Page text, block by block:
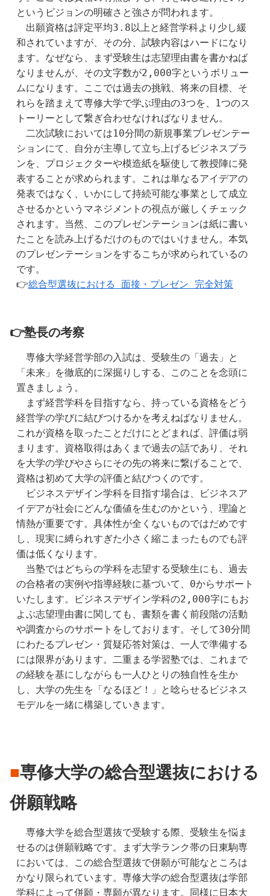
というビジョンの明確さと強さが問われます。
出願資格は評定平均3.8以上と経営学科より少し緩
和されていますが、その分、試験内容はハードになり
ます。なぜなら、まず受験生は志望理由書を書かねば
なりませんが、その文字数が2,000字というボリュー
ムになります。ここでは過去の挑戦、将来の目標、そ
れらを踏まえて専修大学で学ぶ理由の3つを、1つのス
トーリーとして繋ぎ合わせなければなりません。
二次試験においては10分間の新規事業プレゼンテー
ションにて、自分が主導して立ち上げるビジネスプラ
ンを、プロジェクターや模造紙を駆使して教授陣に発
表することが求められます。これは単なるアイデアの
発表ではなく、いかにして持続可能な事業として成立
させるかというマネジメントの視点が厳しくチェック
されます。当然、このプレゼンテーションは紙に書い
たことを読み上げるだけのものではいけません。本気
のプレゼンテーションをするこちが求められているの
です。
👉総合型選抜における 面接・プレゼン 完全対策
👉塾長の考察
専修大学経営学部の入試は、受験生の「過去」と
「未来」を徹底的に深掘りしする、このことを念頭に
置きましょう。
まず経営学科を目指すなら、持っている資格をどう
経営学の学びに結びつけるかを考えねばなりません。
これが資格を取ったことだけにとどまれば、評価は弱
まります。資格取得はあくまで過去の話であり、それ
を大学の学びやさらにその先の将来に繋げることで、
資格は初めて大学の評価と結びつくのです。
ビジネスデザイン学科を目指す場合は、ビジネスア
イデアが社会にどんな価値を生むのかという、理論と
情熱が重要です。具体性が全くないものではだめです
し、現実に縛られすぎた小さく縮こまったものでも評
価は低くなります。
当塾ではどちらの学科を志望する受験生にも、過去
の合格者の実例や指導経験に基づいて、0からサポート
いたします。ビジネスデザイン学科の2,000字にもお
よぶ志望理由書に関しても、書類を書く前段階の活動
や調査からのサポートをしております。そして30分間
にわたるプレゼン・質疑応答対策は、一人で準備する
には限界があります。二重まる学習塾では、これまで
の経験を基にしながらも一人ひとりの独自性を生か
し、大学の先生を「なるほど！」と唸らせるビジネス
モデルを一緒に構築していきます。
■専修大学の総合型選抜における
併願戦略
専修大学を総合型選抜で受験する際、受験生を悩ま
せるのは併願戦略です。まず大学ランク帯の日東駒専
においては、この総合型選抜で併願が可能なところは
かなり限られています。専修大学の総合型選抜は学部
学科によって併願・専願が異なります。同様に日本大